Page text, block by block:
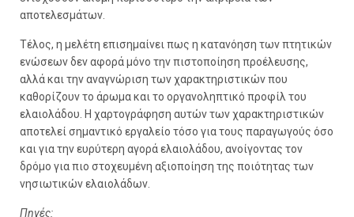
αποτελεσμάτων.
Τέλος, η μελέτη επισημαίνει πως η κατανόηση των πτητικών
ενώσεων δεν αφορά μόνο την πιστοποίηση προέλευσης,
αλλά και την αναγνώριση των χαρακτηριστικών που
καθορίζουν το άρωμα και το οργανοληπτικό προφίλ του
ελαιολάδου. Η χαρτογράφηση αυτών των χαρακτηριστικών
αποτελεί σημαντικό εργαλείο τόσο για τους παραγωγούς όσο
και για την ευρύτερη αγορά ελαιολάδου, ανοίγοντας τον
δρόμο για πιο στοχευμένη αξιοποίηση της ποιότητας των
νησιωτικών ελαιολάδων.
Πηγές: